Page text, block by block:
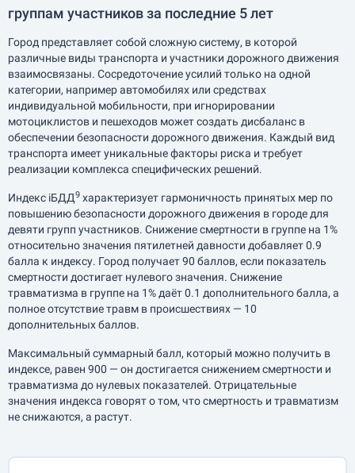
группам участников за последние 5 лет
Город представляет собой сложную систему, в которой
различные виды транспорта и участники дорожного движения
взаимосвязаны. Сосредоточение усилий только на одной
категории, например автомобилях или средствах
индивидуальной мобильности, при игнорировании
мотоциклистов и пешеходов может создать дисбаланс в
обеспечении безопасности дорожного движения. Каждый вид
транспорта имеет уникальные факторы риска и требует
реализации комплекса специфических решений.
Индекс iБДД9 характеризует гармоничность принятых мер по
повышению безопасности дорожного движения в городе для
девяти групп участников. Снижение смертности в группе на 1%
относительно значения пятилетней давности добавляет 0.9
балла к индексу. Город получает 90 баллов, если показатель
смертности достигает нулевого значения. Снижение
травматизма в группе на 1% даёт 0.1 дополнительного балла, а
полное отсутствие травм в происшествиях — 10
дополнительных баллов.
Максимальный суммарный балл, который можно получить в
индексе, равен 900 — он достигается снижением смертности и
травматизма до нулевых показателей. Отрицательные
значения индекса говорят о том, что смертность и травматизм
не снижаются, а растут.